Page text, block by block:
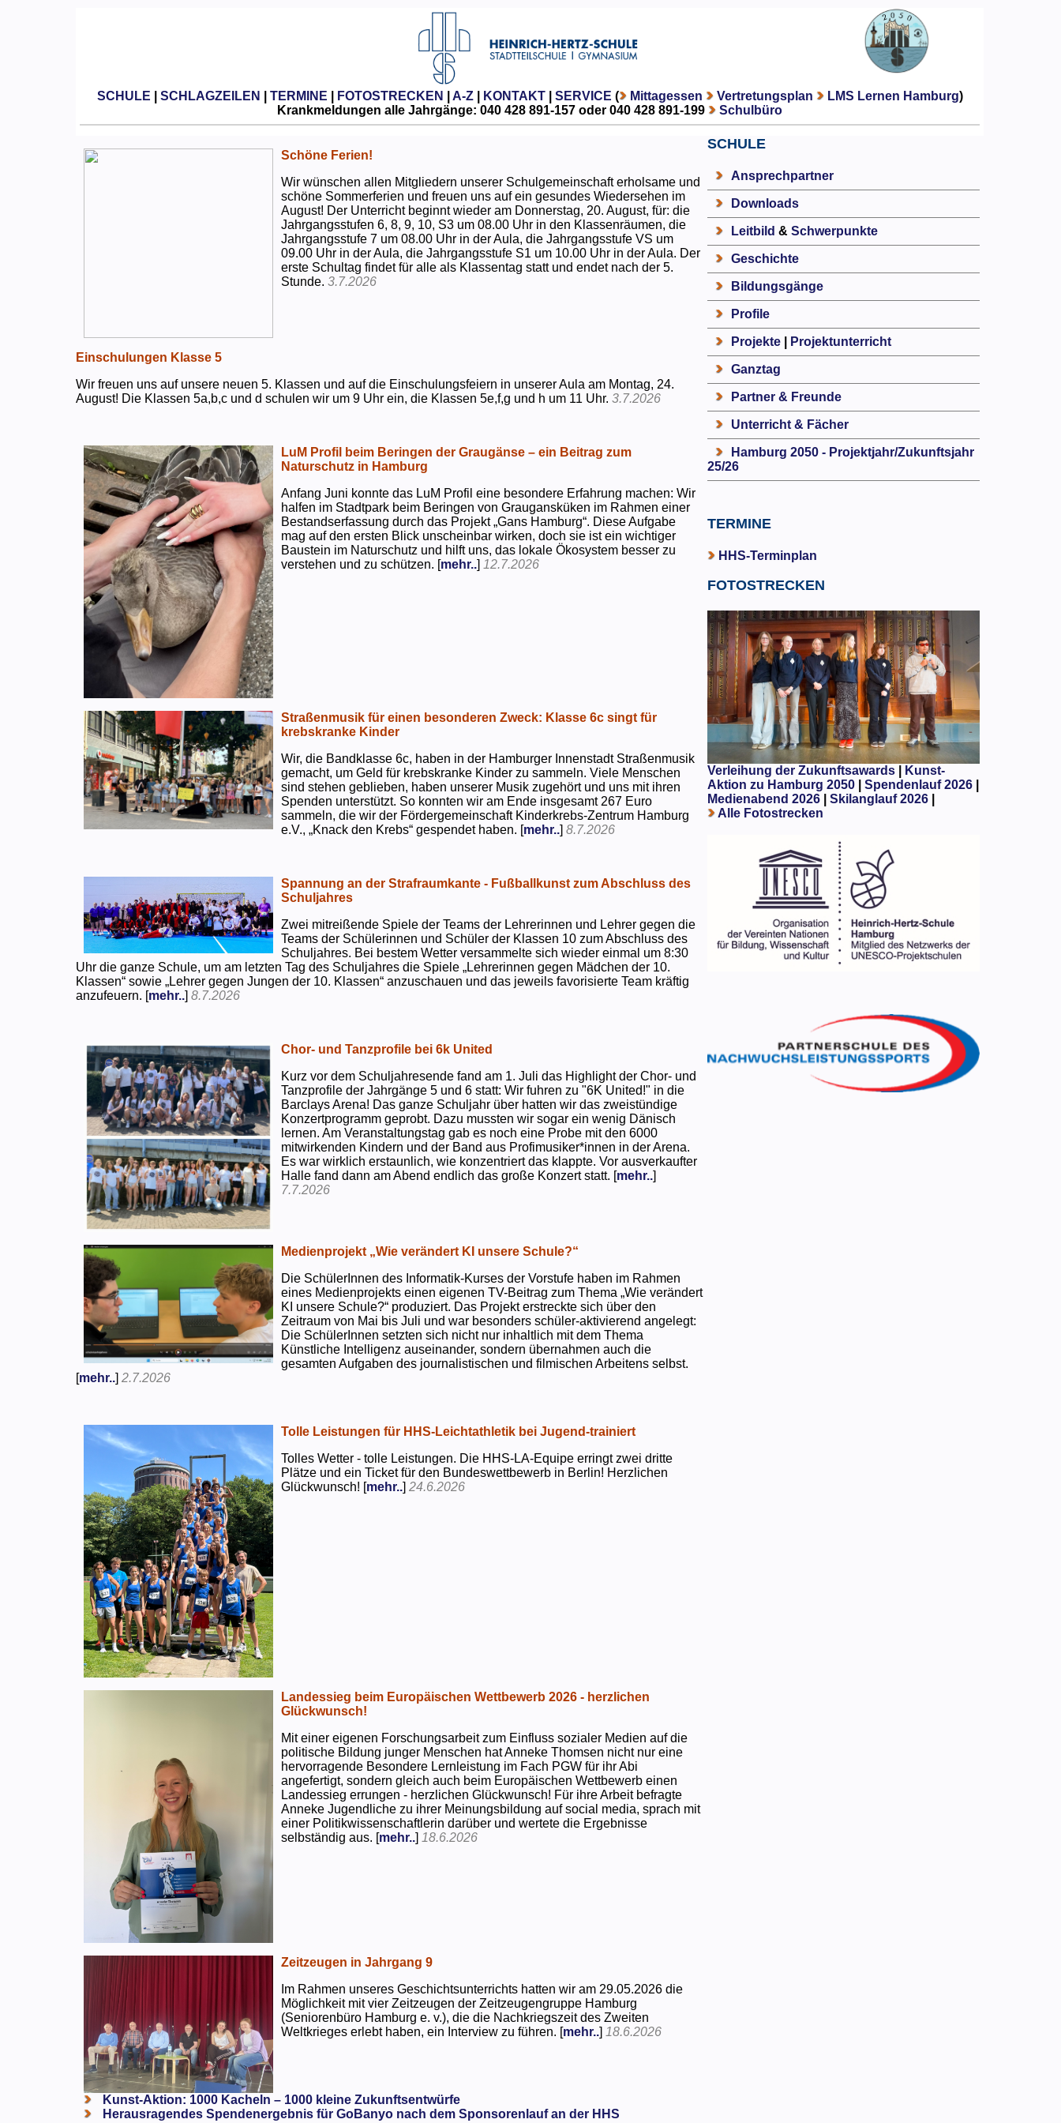
SCHULE SCHLAGZEILEN TERMINE FOTOSTRECKEN A-Z| KONTAKT| SERVICE ( Mittagessen Vertretungsplan LMS Lernen Hamburg)
Krankmeldungen alle Jahrgänge: 040 428 891-157 oder 040 428 891-199
Schulbüro
Schöne Ferien!
Wir wünschen allen Mitgliedern unserer Schulgemeinschaft erholsame und
schöne Sommerferien und freuen uns auf ein gesundes Wiedersehen im
August! Der Unterricht beginnt wieder am Donnerstag, 20. August, für: die
Jahrgangsstufen 6, 8, 9, 10, S3 um 08.00 Uhr in den Klassenräumen, die
Jahrgangsstufe 7 um 08.00 Uhr in der Aula, die Jahrgangsstufe VS um
09.00 Uhr in der Aula, die Jahrgangsstufe S1 um 10.00 Uhr in der Aula. Der
erste Schultag findet für alle als Klassentag statt und endet nach der 5.
Stunde.3.7.2026
Einschulungen Klasse 5
Wir freuen uns auf unsere neuen 5. Klassen und auf die Einschulungsfeiern in unserer Aula am Montag, 24.
August! Die Klassen 5a,b,c und d schulen wir um 9 Uhr ein, die Klassen 5e,f,g und h um 11 Uhr.3.7.2026
LuM Profil beim Beringen der Graugänse – ein Beitrag zum
Naturschutz in Hamburg
Anfang Juni konnte das LuM Profil eine besondere Erfahrung machen: Wir
halfen im Stadtpark beim Beringen von Graugansküken im Rahmen einer
Bestandserfassung durch das Projekt „Gans Hamburg“. Diese Aufgabe
mag auf den ersten Blick unscheinbar wirken, doch sie ist ein wichtiger
Baustein im Naturschutz und hilft uns, das lokale Ökosystem besser zu
verstehen und zu schützen. [mehr..] 12.7.2026
Straßenmusik für einen besonderen Zweck: Klasse 6c singt für
krebskranke Kinder
Wir, die Bandklasse 6c, haben in der Hamburger Innenstadt Straßenmusik
gemacht, um Geld für krebskranke Kinder zu sammeln. Viele Menschen
sind stehen geblieben, haben unserer Musik zugehört und uns mit ihren
Spenden unterstützt. So konnten wir am Ende insgesamt 267 Euro
sammeln, die wir der Fördergemeinschaft Kinderkrebs-Zentrum Hamburg
e.V., „Knack den Krebs“ gespendet haben. [mehr..]8.7.2026
Spannung an der Strafraumkante - Fußballkunst zum Abschluss des
Schuljahres
Zwei mitreißende Spiele der Teams der Lehrerinnen und Lehrer gegen die
Teams der Schülerinnen und Schüler der Klassen 10 zum Abschluss des
Schuljahres. Bei bestem Wetter versammelte sich wieder einmal um 8:30
Uhr die ganze Schule, um am letzten Tag des Schuljahres die Spiele „Lehrerinnen gegen Mädchen der 10.
Klassen“ sowie „Lehrer gegen Jungen der 10. Klassen“ anzuschauen und das jeweils favorisierte Team kräftig
anzufeuern. [mehr..]8.7.2026
Chor- und Tanzprofile bei 6k United
Kurz vor dem Schuljahresende fand am 1. Juli das Highlight der Chor- und
Tanzprofile der Jahrgänge 5 und 6 statt: Wir fuhren zu "6K United!" in die
Barclays Arena! Das ganze Schuljahr über hatten wir das zweistündige
Konzertprogramm geprobt. Dazu mussten wir sogar ein wenig Dänisch
lernen. Am Veranstaltungstag gab es noch eine Probe mit den 6000
mitwirkenden Kindern und der Band aus Profimusiker*innen in der Arena.
Es war wirklich erstaunlich, wie konzentriert das klappte. Vor ausverkaufter
Halle fand dann am Abend endlich das große Konzert statt. [mehr..]
7.7.2026
Medienprojekt „Wie verändert KI unsere Schule?“
Die SchülerInnen des Informatik-Kurses der Vorstufe haben im Rahmen
eines Medienprojekts einen eigenen TV-Beitrag zum Thema „Wie verändert
KI unsere Schule?“ produziert. Das Projekt erstreckte sich über den
Zeitraum von Mai bis Juli und war besonders schüler-aktivierend angelegt:
Die SchülerInnen setzten sich nicht nur inhaltlich mit dem Thema
Künstliche Intelligenz auseinander, sondern übernahmen auch die
gesamten Aufgaben des journalistischen und filmischen Arbeitens selbst.
[mehr..]2.7.2026
Tolle Leistungen für HHS-Leichtathletik bei Jugend-trainiert
Tolles Wetter - tolle Leistungen. Die HHS-LA-Equipe erringt zwei dritte
Plätze und ein Ticket für den Bundeswettbewerb in Berlin! Herzlichen
Glückwunsch! [mehr..]24.6.2026
Landessieg beim Europäischen Wettbewerb 2026 - herzlichen
Glückwunsch!
Mit einer eigenen Forschungsarbeit zum Einfluss sozialer Medien auf die
politische Bildung junger Menschen hat Anneke Thomsen nicht nur eine
hervorragende Besondere Lernleistung im Fach PGW für ihr Abi
angefertigt, sondern gleich auch beim Europäischen Wettbewerb einen
Landessieg errungen - herzlichen Glückwunsch! Für ihre Arbeit befragte
Anneke Jugendliche zu ihrer Meinungsbildung auf social media, sprach mit
einer Politikwissenschaftlerin darüber und wertete die Ergebnisse
selbständig aus. [mehr..] 18.6.2026
Zeitzeugen in Jahrgang 9
Im Rahmen unseres Geschichtsunterrichts hatten wir am 29.05.2026 die
Möglichkeit mit vier Zeitzeugen der Zeitzeugengruppe Hamburg
(Seniorenbüro Hamburg e. v.), die die Nachkriegszeit des Zweiten
Weltkrieges erlebt haben, ein Interview zu führen. [mehr..] 18.6.2026
Kunst-Aktion: 1000 Kacheln – 1000 kleine Zukunftsentwürfe
Herausragendes Spendenergebnis für GoBanyo nach dem Sponsorenlauf an der HHS
SCHULE
Ansprechpartner
Downloads
Leitbild & Schwerpunkte
Geschichte
Bildungsgänge
Profile
Projekte| Projektunterricht
Ganztag
Partner & Freunde
Unterricht & Fächer
Hamburg 2050 - Projektjahr/Zukunftsjahr
25/26
TERMINE
HHS-Terminplan
FOTOSTRECKEN
Verleihung der Zukunftsawards|
Kunst-
Aktion zu Hamburg 2050
Spendenlauf 2026|
Medienabend 2026| Skilanglauf 2026|
Alle Fotostrecken